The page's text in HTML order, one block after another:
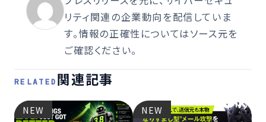
リティ関連の企業動向を配信していま
す。情報の正確性についてはソース元を
ご確認ください。
RELATED 関連記事
NEW NEW